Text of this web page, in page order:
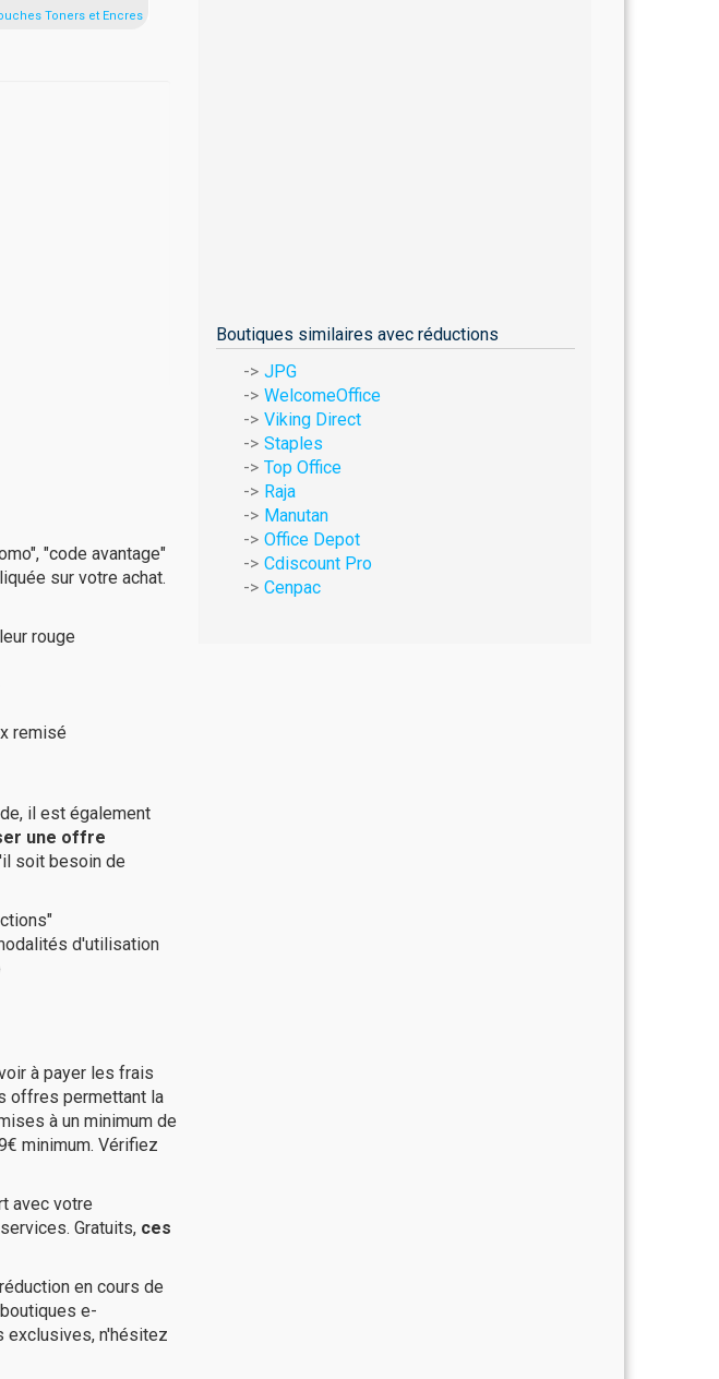
Toners et Encres
"code avantage"
sur votre achat.
rouge
remisé
il est également
une offre
soit besoin de
d'utilisation
à payer les frais
offres permettant la
à un minimum de
minimum. Vérifiez
avec votre
Gratuits, ces
en cours de
e-
exclusives, n'hésitez
Boutiques similaires avec réductions
JPG
WelcomeOffice
Viking Direct
Staples
Top Office
Raja
Manutan
Office Depot
Cdiscount Pro
Cenpac